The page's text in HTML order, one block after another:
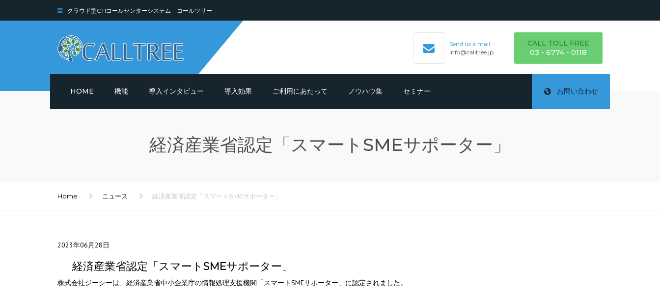
クラウド型CTIコールセンターシステム コールツリー
Send us a mail
info@calltree.jp
CALL TOLL FREE
03 - 6774 - 0118
お問い合わせ
HOME 機能 導入インタビュー 導入効果
導入効果シュミレーション
ご利用にあたって
ご利用までの流れ
ノウハウ集
CTIシステムとは？導入メリットもご
紹介
テレマーケティングシステム機能詳
い！
セミナー
経済産業省認定「スマートSMEサポーター」
Home ニュース 経済産業省認定「スマートSMEサポーター」
2023年06月28日
経済産業省認定「スマートSMEサポーター」
株式会社ジーシーは、経済産業省中小企業庁の情報処理支援機関「スマートSMEサポーター」に認定されました。